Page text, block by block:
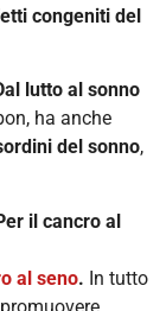
congeniti del
lutto al sonno
ha anche
del sonno,
il cancro al
al seno. In tutto